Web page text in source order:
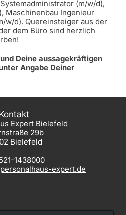
(m/w/d),
Maschinenbau Ingenieur
w/d). Quereinsteiger aus der
dem Büro sind herzlich
Deine aussagekräftigen
Angabe Deiner
Expert Bielefeld
29b
Bielefeld
1438000
expert.de